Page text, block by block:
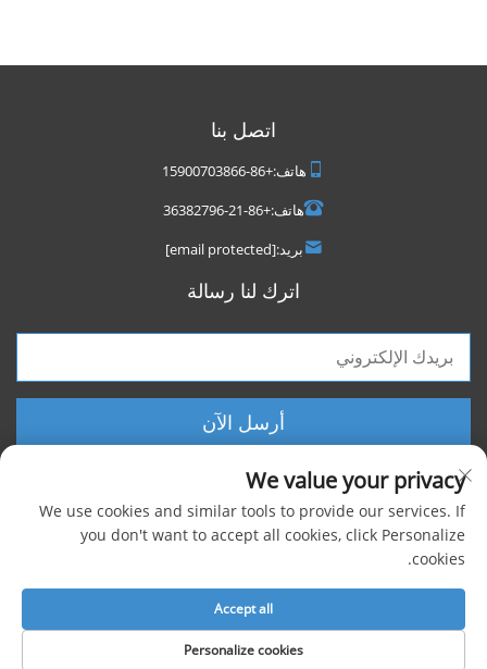
اتصل بنا
هاتف:+86-15900703866
هاتف:+86-21-36382796
بريد:[email protected]
اترك لنا رسالة
أرسل الآن
We value your privacy
We use cookies and similar tools to provide our services. If
you don't want to accept all cookies, click Personalize
cookies.
Personalize cookies
Accept all